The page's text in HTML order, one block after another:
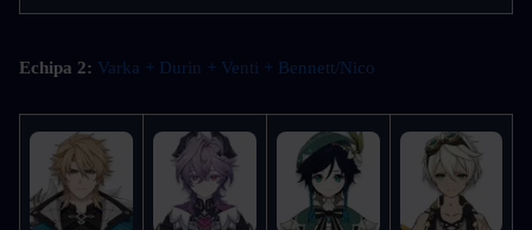
Echipa 2: Varka + Durin + Venti + Bennett/Nico